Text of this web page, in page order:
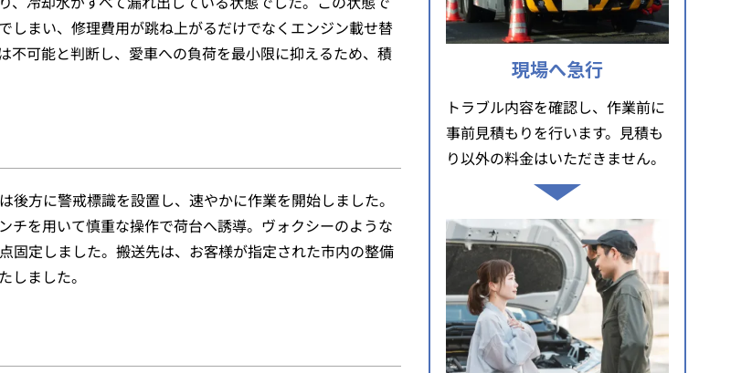
まい、修理費用が跳ね上がるだけでなくエンジン載せ替
不可能と判断し、愛車への負荷を最小限に抑えるため、積
方に警戒標識を設置し、速やかに作業を開始しました。
チを用いて慎重な操作で荷台へ誘導。ヴォクシーのような
固定しました。搬送先は、お客様が指定された市内の整備
しました。
現場へ急行
トラブル内容を確認し、作業前に
事前見積もりを行います。見積も
り以外の料金はいただきません。